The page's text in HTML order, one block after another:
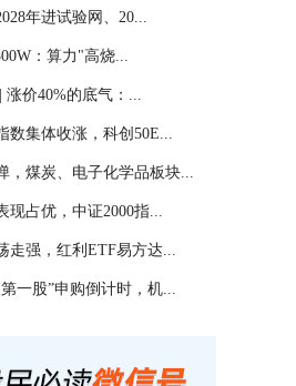
年进试验网、20...
：算力"高烧...
涨价40%的底气：...
数集体收涨，科创50E...
，煤炭、电子化学品板块...
现占优，中证2000指...
走强，红利ETF易方达...
一股”申购倒计时，机...